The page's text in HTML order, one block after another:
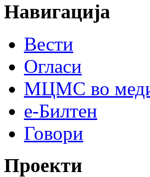
Навигација
Вести
Огласи
МЦМС во
е-Билтен
Говори
Проекти